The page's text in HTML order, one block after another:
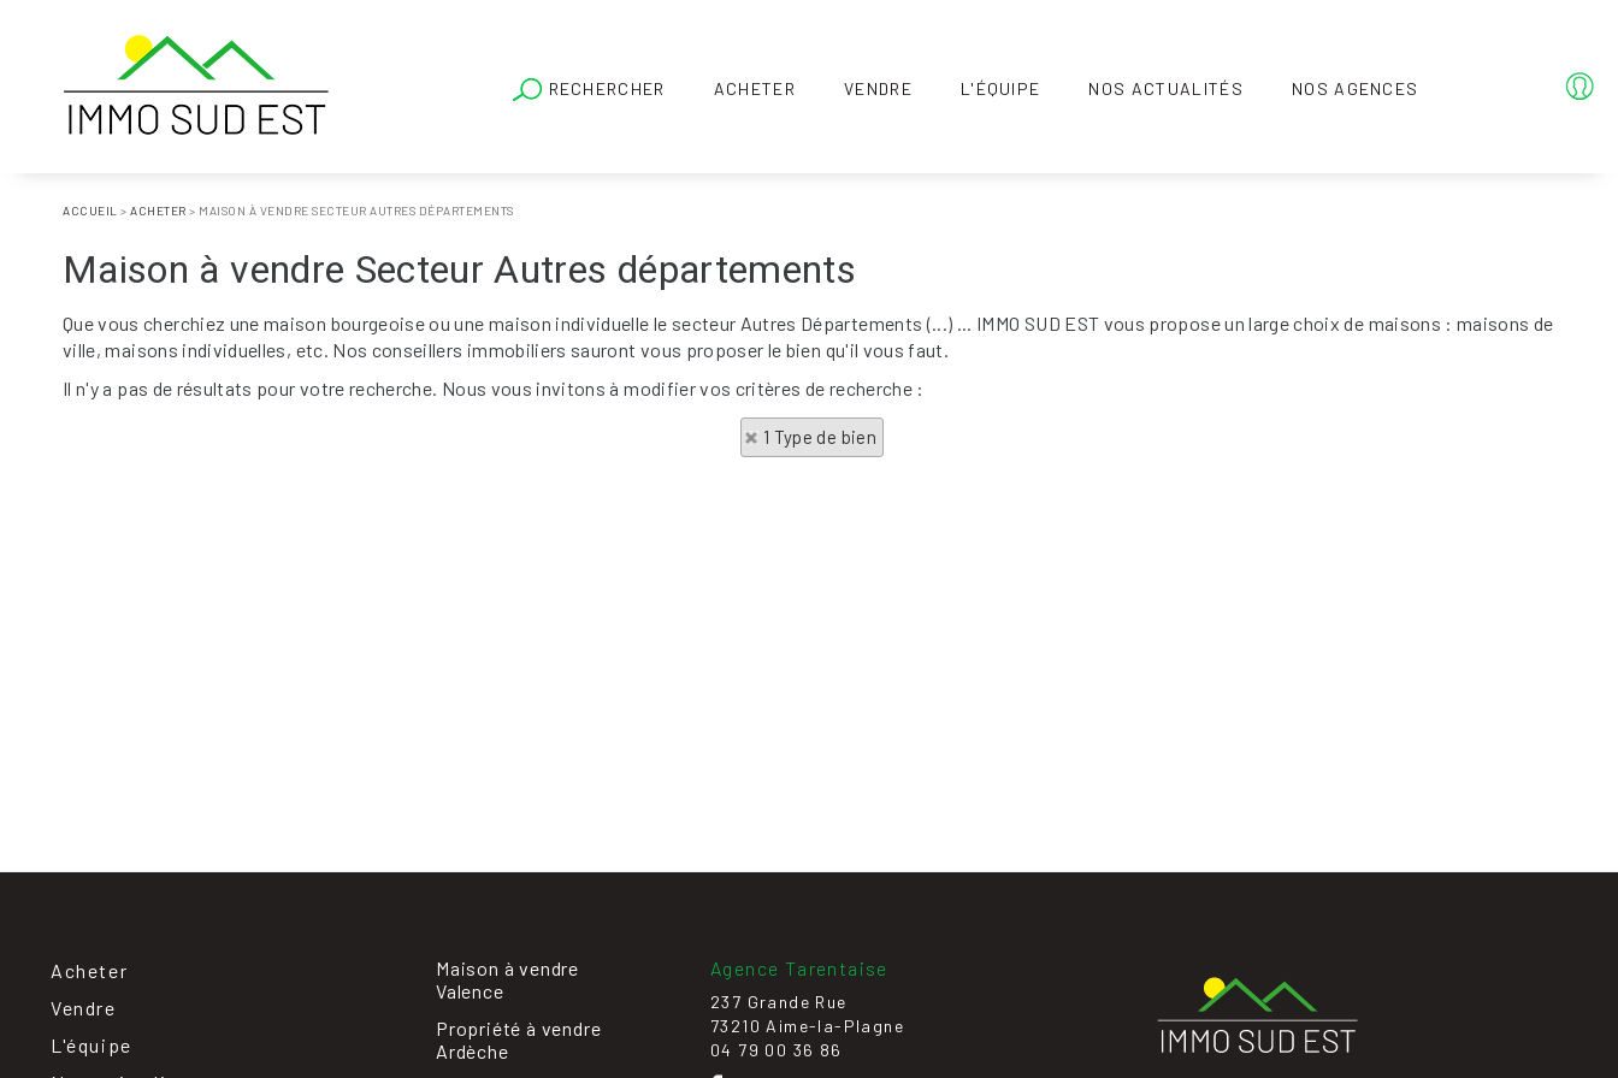
RECHERCHER ACHETER VENDRE L'ÉQUIPE NOS ACTUALITÉS NOS AGENCES
ACCUEIL > ACHETER > MAISON À VENDRE SECTEUR AUTRES DÉPARTEMENTS
Maison à vendre Secteur Autres départements
Que vous cherchiez une maison bourgeoise ou une maison individuelle le secteur Autres Départements (...) ... IMMO SUD EST vous propose un large choix de maisons : maisons de
ville, maisons individuelles, etc. Nos conseillers immobiliers sauront vous proposer le bien qu'il vous faut.
Il n'y a pas de résultats pour votre recherche. Nous vous invitons à modifier vos critères de recherche :
1 Type de bien
Acheter
Vendre
L'équipe
Maison à vendre
Valence
Propriété à vendre
Ardèche
Agence Tarentaise
237 Grande Rue
73210 Aime-la-Plagne
04 79 00 36 86